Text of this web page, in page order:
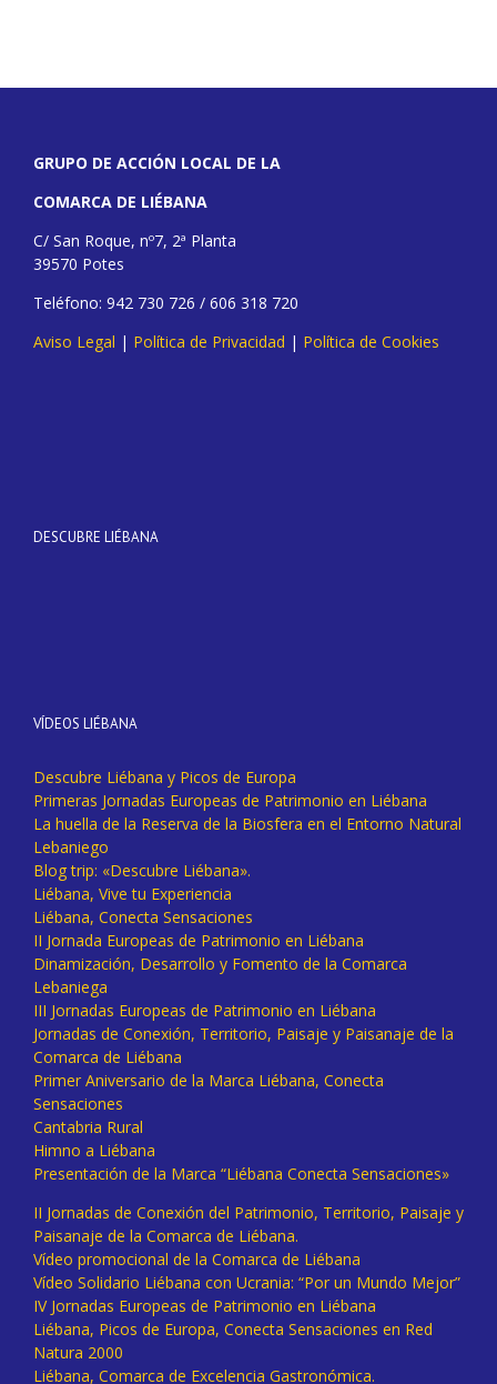
GRUPO DE ACCIÓN LOCAL DE LA
COMARCA DE LIÉBANA
C/ San Roque, nº7, 2ª Planta
39570 Potes
Teléfono: 942 730 726 / 606 318 720
Aviso Legal | Política de Privacidad | Política de Cookies
DESCUBRE LIÉBANA
VÍDEOS LIÉBANA
Descubre Liébana y Picos de Europa
Primeras Jornadas Europeas de Patrimonio en Liébana
La huella de la Reserva de la Biosfera en el Entorno Natural
Lebaniego
Blog trip: «Descubre Liébana».
Liébana, Vive tu Experiencia
Liébana, Conecta Sensaciones
II Jornada Europeas de Patrimonio en Liébana
Dinamización, Desarrollo y Fomento de la Comarca
Lebaniega
III Jornadas Europeas de Patrimonio en Liébana
Jornadas de Conexión, Territorio, Paisaje y Paisanaje de la
Comarca de Liébana
Primer Aniversario de la Marca Liébana, Conecta
Sensaciones
Cantabria Rural
Himno a Liébana
Presentación de la Marca “Liébana Conecta Sensaciones»
II Jornadas de Conexión del Patrimonio, Territorio, Paisaje y
Paisanaje de la Comarca de Liébana.
Vídeo promocional de la Comarca de Liébana
Vídeo Solidario Liébana con Ucrania: “Por un Mundo Mejor”
IV Jornadas Europeas de Patrimonio en Liébana
Liébana, Picos de Europa, Conecta Sensaciones en Red
Natura 2000
Liébana, Comarca de Excelencia Gastronómica.